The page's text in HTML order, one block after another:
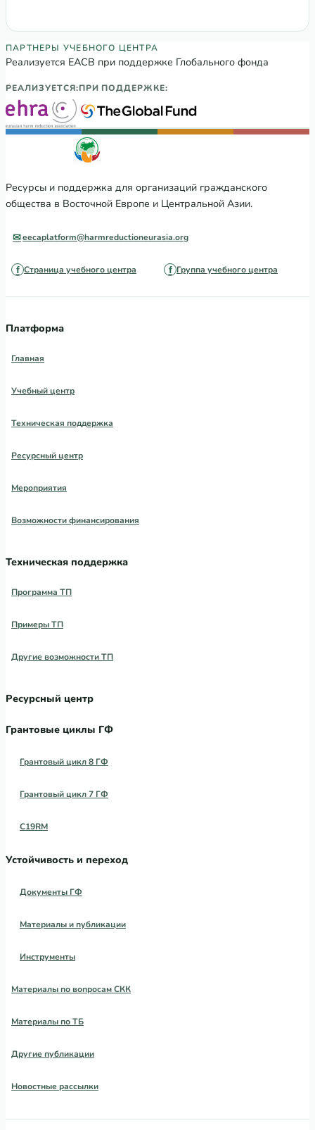
Партнеры Регионального учебного
ПАРТНЕРЫ УЧЕБНОГО ЦЕНТРА
Реализуется ЕАСВ при поддержке Глобального фонда
РЕАЛИЗУЕТСЯ:ПРИ ПОДДЕРЖКЕ:
Ресурсы и поддержка для организаций гражданского
общества в Восточной Европе и Центральной Азии.
eecaplatform@harmreductioneurasia.org
Страница учебного центра Группа учебного центра
Платформа
Главная
Учебный центр
Техническая поддержка
Ресурсный центр
Мероприятия
Возможности финансирования
Техническая поддержка
Программа ТП
Примеры ТП
Другие возможности ТП
Ресурсный центр
Грантовые циклы ГФ
Грантовый цикл 8 ГФ
Грантовый цикл 7 ГФ
C19RM
Устойчивость и переход
Документы ГФ
Материалы и публикации
Инструменты
Материалы по вопросам СКК
Материалы по ТБ
Другие публикации
Новостные рассылки